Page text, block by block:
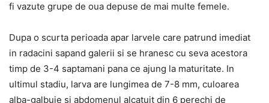
fi vazute grupe de oua depuse de mai multe femele.
Dupa o scurta perioada apar larvele care patrund imediat
in radacini sapand galerii si se hranesc cu seva acestora
timp de 3-4 saptamani pana ce ajung la maturitate. In
ultimul stadiu, larva are lungimea de 7-8 mm, culoarea
alba-galbuie si abdomenul alcatuit din 6 perechi de